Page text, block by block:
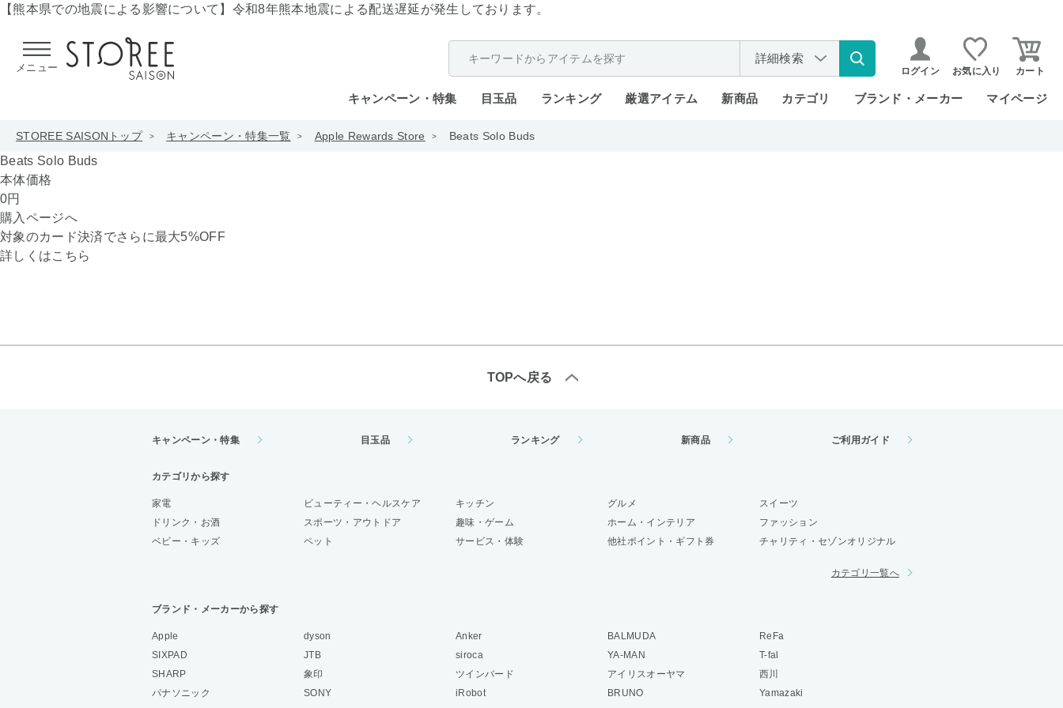
【熊本県での地震による影響について】 令和8年熊本地震による配送遅延が発生しております。
メニュー
詳細検索
ログイン お気に入り カート
キャンペーン・特集 目玉品 ランキング 厳選アイテム 新商品 カテゴリ ブランド・メーカー マイページ
STOREE SAISONトップ キャンペーン・特集一覧 Apple Rewards Store Beats Solo Buds
Beats Solo Buds
本体価格
0円
購入ページへ
対象のカード決済でさらに最大5%OFF
詳しくはこちら
TOPへ戻る
キャンペーン・特集 目玉品 ランキング 新商品 ご利用ガイド
カテゴリから探す
家電 ビューティー・ヘルスケア キッチン グルメ
スイーツ
ドリンク・お酒
スポーツ・アウトドア 趣味・ゲーム ホーム・インテリア
ファッション
ベビー・キッズ
ペット サービス・体験 他社ポイント・ギフト券 チャリティ・セゾンオリジナル
カテゴリ一覧へ
ブランド・メーカーから探す
Apple dyson Anker BALMUDA
ReFa
SIXPAD
JTB siroca YA-MAN
T-fal
SHARP
象印 ツインバード アイリスオーヤマ
西川
パナソニック
SONY iRobot BRUNO Yamazaki